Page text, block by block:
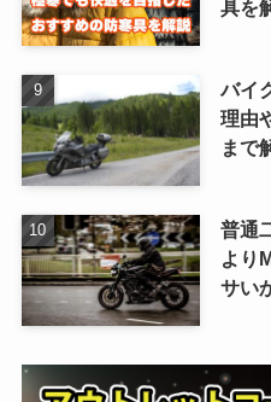
具を
バイ
理由
まで
普通
より
サい